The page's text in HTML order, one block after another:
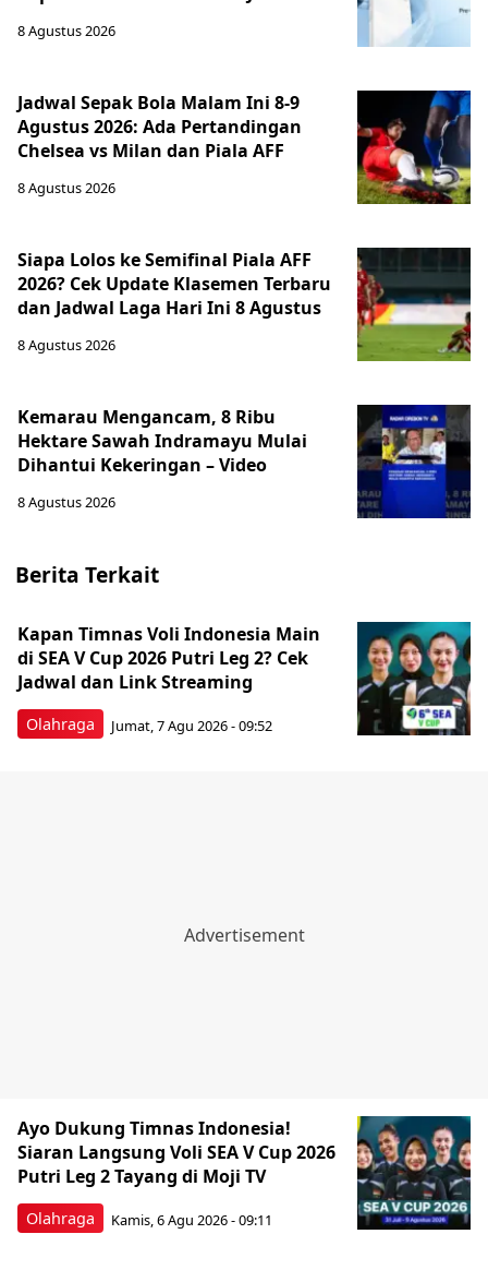
8 Agustus 2026
Jadwal Sepak Bola Malam Ini 8-9
Agustus 2026: Ada Pertandingan
Chelsea vs Milan dan Piala AFF
8 Agustus 2026
Siapa Lolos ke Semifinal Piala AFF
2026? Cek Update Klasemen Terbaru
dan Jadwal Laga Hari Ini 8 Agustus
8 Agustus 2026
Kemarau Mengancam, 8 Ribu
Hektare Sawah Indramayu Mulai
Dihantui Kekeringan – Video
8 Agustus 2026
Berita Terkait
Olahraga
Kapan Timnas Voli Indonesia Main
di SEA V Cup 2026 Putri Leg 2? Cek
Jadwal dan Link Streaming
Jumat, 7 Agu 2026 - 09:52
Olahraga
Ayo Dukung Timnas Indonesia!
Siaran Langsung Voli SEA V Cup 2026
Putri Leg 2 Tayang di Moji TV
Kamis, 6 Agu 2026 - 09:11